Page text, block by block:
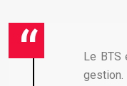
Le BTS
gestion.